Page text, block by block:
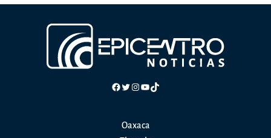
Facebook
Twitter
Instagram
YouTube
TikTok
Oaxaca